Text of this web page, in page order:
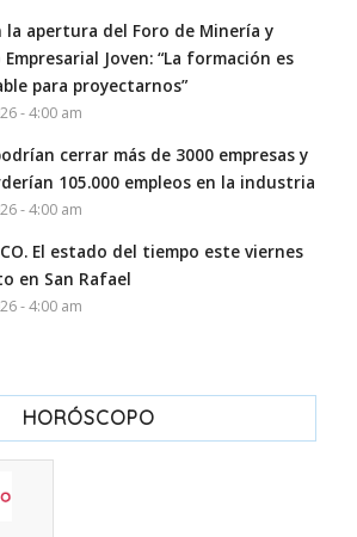
la apertura del Foro de Minería y
Joven: “La formación es
para proyectarnos”
- 4:00 am
cerrar más de 3000 empresas y
105.000 empleos en la industria
- 4:00 am
El estado del tiempo este viernes
en San Rafael
- 4:00 am
HORÓSCOPO